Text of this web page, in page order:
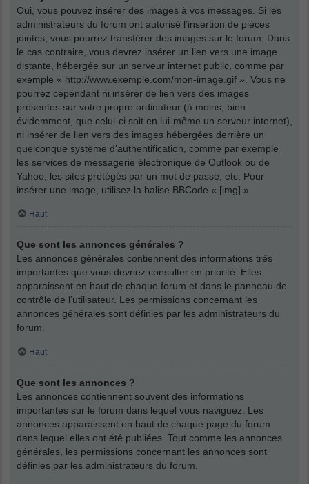
Oui, vous pouvez insérer des images à vos messages. Si les
administrateurs du forum ont autorisé l’insertion de pièces
jointes, vous pourrez transférer des images sur le forum. Dans
le cas contraire, vous devrez insérer un lien vers une image
distante, hébergée sur un serveur internet public, comme par
exemple « http://www.exemple.com/mon-image.gif ». Vous ne
pourrez cependant ni insérer de lien vers des images
présentes sur votre propre ordinateur (à moins, bien
évidemment, que celui-ci soit en lui-même un serveur internet),
ni insérer de lien vers des images hébergées derrière un
quelconque système d’authentification, comme par exemple
les services de messagerie électronique de Outlook ou de
Yahoo, les sites protégés par un mot de passe, etc. Pour
insérer une image, utilisez la balise BBCode « [img] ».
Haut
Que sont les annonces générales ?
Les annonces générales contiennent des informations très
importantes que vous devriez consulter en priorité. Elles
apparaissent en haut de chaque forum et dans le panneau de
contrôle de l’utilisateur. Les permissions concernant les
annonces générales sont définies par les administrateurs du
forum.
Haut
Que sont les annonces ?
Les annonces contiennent souvent des informations
importantes sur le forum dans lequel vous naviguez. Les
annonces apparaissent en haut de chaque page du forum
dans lequel elles ont été publiées. Tout comme les annonces
générales, les permissions concernant les annonces sont
définies par les administrateurs du forum.